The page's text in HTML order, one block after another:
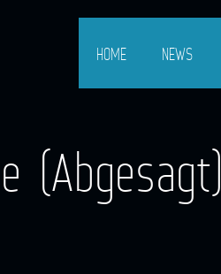
HOME NEWS
(Abgesagt)